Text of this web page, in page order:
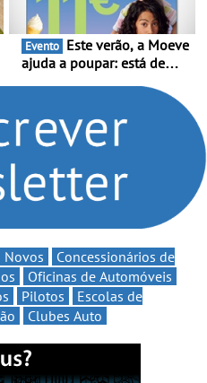
Evento
ajuda a poupar: está de
Volta” com descontos de
Novos
Concessionários de
Oficinas de Automóveis
Pilotos
Escolas de
Clubes Auto